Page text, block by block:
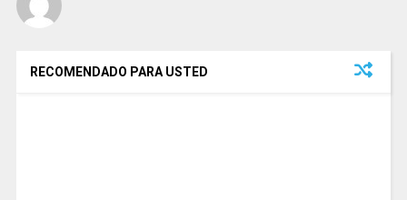
RECOMENDADO PARA USTED